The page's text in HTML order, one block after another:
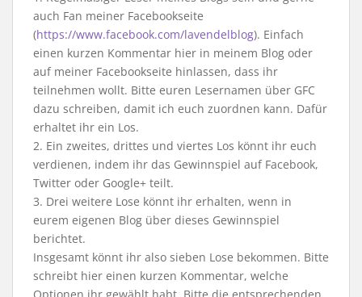
auch Fan meiner Facebookseite
(https://www.facebook.com/lavendelblog). Einfach
einen kurzen Kommentar hier in meinem Blog oder
auf meiner Facebookseite hinlassen, dass ihr
teilnehmen wollt. Bitte euren Lesernamen über GFC
dazu schreiben, damit ich euch zuordnen kann. Dafür
erhaltet ihr ein Los.
2. Ein zweites, drittes und viertes Los könnt ihr euch
verdienen, indem ihr das Gewinnspiel auf Facebook,
Twitter oder Google+ teilt.
3. Drei weitere Lose könnt ihr erhalten, wenn in
eurem eigenen Blog über dieses Gewinnspiel
berichtet.
Insgesamt könnt ihr also sieben Lose bekommen. Bitte
schreibt hier einen kurzen Kommentar, welche
Optionen ihr gewählt habt. Bitte die entsprechenden